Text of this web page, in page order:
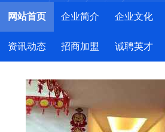
网站首页 企业简介 企业文化
资讯动态 招商加盟 诚聘英才